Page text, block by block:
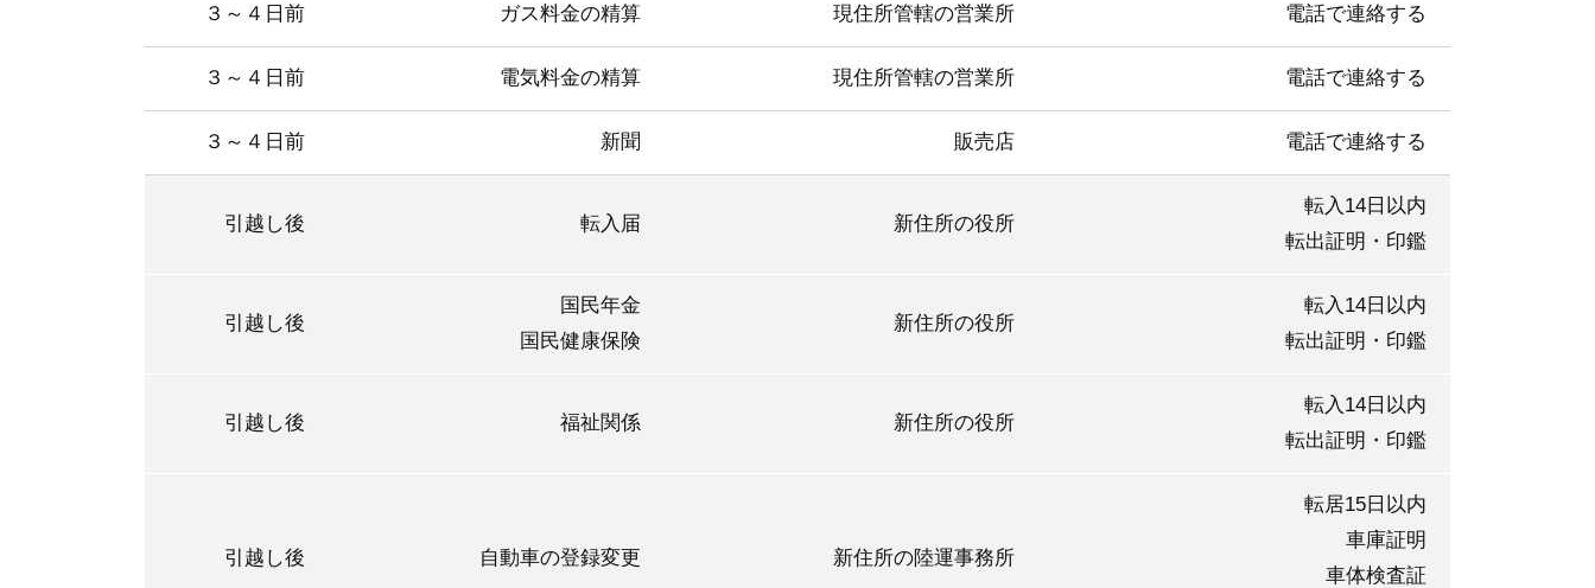
３～４日前 ガス料金の精算 現住所管轄の営業所 電話で連絡する
３～４日前 電気料金の精算 現住所管轄の営業所 電話で連絡する
３～４日前 新聞 販売店 電話で連絡する
引越し後 転入届 新住所の役所
転入14日以内
転出証明・印鑑
引越し後
国民年金
国民健康保険
新住所の役所
転入14日以内
転出証明・印鑑
引越し後 福祉関係 新住所の役所
転入14日以内
転出証明・印鑑
引越し後 自動車の登録変更 新住所の陸運事務所
転居15日以内
車庫証明
車体検査証